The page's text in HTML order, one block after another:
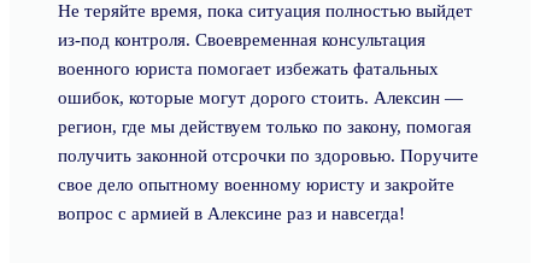
Не теряйте время, пока ситуация полностью выйдет
из-под контроля. Своевременная консультация
военного юриста помогает избежать фатальных
ошибок, которые могут дорого стоить. Алексин —
регион, где мы действуем только по закону, помогая
получить законной отсрочки по здоровью. Поручите
свое дело опытному военному юристу и закройте
вопрос с армией в Алексине раз и навсегда!